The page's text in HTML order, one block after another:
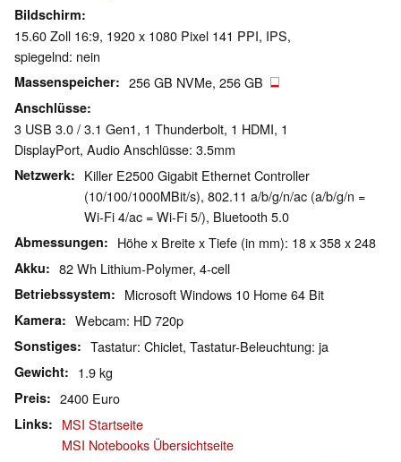
Bildschirm
15.60 Zoll 16:9, 1920 x 1080 Pixel 141 PPI, IPS,
spiegelnd: nein
Massenspeicher 256 GB NVMe, 256 GB
Anschlüsse
3 USB 3.0 / 3.1 Gen1, 1 Thunderbolt, 1 HDMI, 1
DisplayPort, Audio Anschlüsse: 3.5mm
Netzwerk
Killer E2500 Gigabit Ethernet Controller
(10/100/1000MBit/s), 802.11 a/b/g/n/ac (a/b/g/n =
Wi-Fi 4/ac = Wi-Fi 5/), Bluetooth 5.0
Abmessungen Höhe x Breite x Tiefe (in mm): 18 x 358 x 248
Akku 82 Wh Lithium-Polymer, 4-cell
Betriebssystem Microsoft Windows 10 Home 64 Bit
Kamera Webcam: HD 720p
Sonstiges Tastatur: Chiclet, Tastatur-Beleuchtung: ja
Gewicht 1.9 kg
Preis 2400 Euro
Links
MSI Startseite
MSI Notebooks Übersichtseite